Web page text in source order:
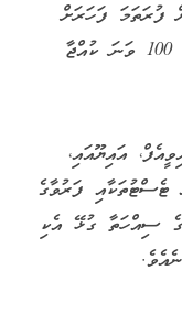
ފުރަތަމަ ފަހަރަށް
ދަރިއަކު އުފަންވުމާއި، އެ މަރުކަޒުގެ އެހީގައި 100 ވަނަ ކުއްޖާ
އައިޔޫއައި،
ޓެސްޓުތަކާއި ފަރުވާގެ
ސިއްހަތާ ގުޅޭ އެކި